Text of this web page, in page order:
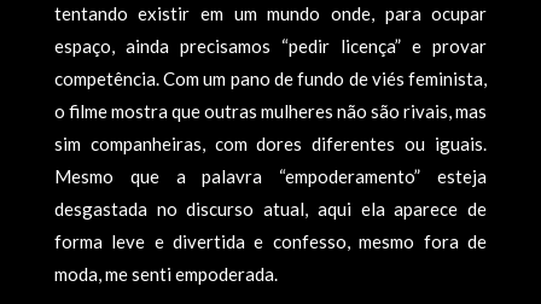
tentando existir em um mundo onde, para ocupar
espaço, ainda precisamos “pedir licença” e provar
competência. Com um pano de fundo de viés feminista,
o filme mostra que outras mulheres não são rivais, mas
sim companheiras, com dores diferentes ou iguais.
Mesmo que a palavra “empoderamento” esteja
desgastada no discurso atual, aqui ela aparece de
forma leve e divertida e confesso, mesmo fora de
moda, me senti empoderada.